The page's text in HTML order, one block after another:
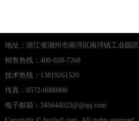
地址：浙江省湖州市南浔区南浔镇工业园区
销售热线：400-828-7268
技术热线：13819261520
传真：0572-0000000
电子邮箱：345644023@@qq.com